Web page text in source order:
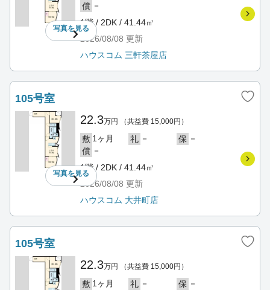
写真を見る
償 －
1階 / 2DK / 41.44㎡
2026/08/08 更新
ハウスコム 三軒茶屋店
105号室
写真を見る
22.3万円 （共益費 15,000円）
敷 1ヶ月 礼 － 保 －
償 －
1階 / 2DK / 41.44㎡
2026/08/08 更新
ハウスコム 大井町店
105号室
22.3万円 （共益費 15,000円）
敷 1ヶ月 礼 － 保 －